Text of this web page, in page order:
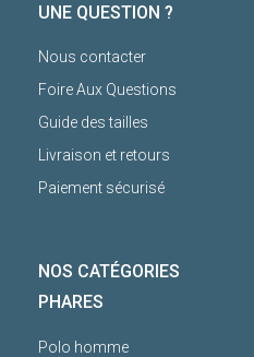
UNE QUESTION ?
Nous contacter
Foire Aux Questions
Guide des tailles
Livraison et retours
Paiement sécurisé
NOS CATÉGORIES
PHARES
Polo homme